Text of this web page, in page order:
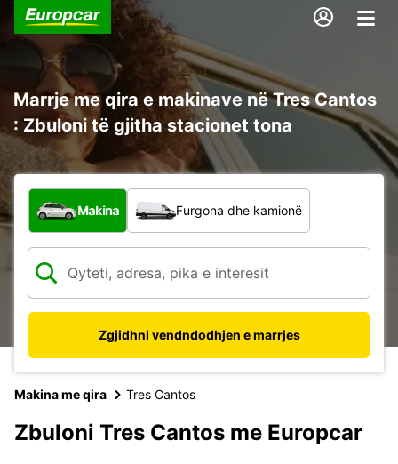
Marrje me qira e makinave në Tres Cantos
: Zbuloni të gjitha stacionet tona
Çfarë lloj automjeti?
Makina Furgona dhe kamionë
Zgjidhni vendndodhjen e marrjes
Makina me qira Tres Cantos
Zbuloni Tres Cantos me Europcar